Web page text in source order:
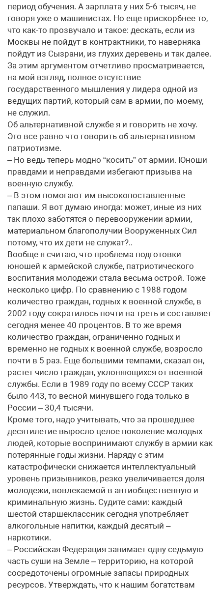
период обучения. А зарплата у них 5-6 тысяч, не
говоря уже о машинистах. Но еще прискорбнее то,
что как-то прозвучало и такое: дескать, если из
Москвы не пойдут в контрактники, то наверняка
пойдут из Сызрани, из глухих деревень и так далее.
За этим аргументом отчетливо просматривается,
на мой взгляд, полное отсутствие
государственного мышления у лидера одной из
ведущих партий, который сам в армии, по-моему,
не служил.
Об альтернативной службе я и говорить не хочу.
Это все равно что говорить об альтернативном
патриотизме.
– Но ведь теперь модно “косить” от армии. Юноши
правдами и неправдами избегают призыва на
военную службу.
– В этом помогают им высокопоставленные
папаши. Я вот думаю иногда: может, иные из них
так плохо заботятся о перевооружении армии,
материальном благополучии Вооруженных Сил
потому, что их дети не служат?..
Вообще я считаю, что проблема подготовки
юношей к армейской службе, патриотического
воспитания молодежи стала весьма острой. Тоже
несколько цифр. По сравнению с 1988 годом
количество граждан, годных к военной службе, в
2002 году сократилось почти на треть и составляет
сегодня менее 40 процентов. В то же время
количество граждан, ограниченно годных и
временно не годных к военной службе, возросло
почти в 5 раз. Еще большими темпами, сказал он,
растет число граждан, уклоняющихся от военной
службы. Если в 1989 году по всему СССР таких
было 443, то весной минувшего года только в
России – 30,4 тысячи.
Кроме того, надо учитывать, что за прошедшее
десятилетие выросло целое поколение молодых
людей, которые воспринимают службу в армии как
потерянные годы жизни. Наряду с этим
катастрофически снижается интеллектуальный
уровень призывников, резко увеличивается доля
молодежи, вовлекаемой в антиобщественную и
криминальную жизнь. Судите сами: каждый
шестой старшеклассник сегодня употребляет
алкогольные напитки, каждый десятый –
наркотики.
– Российская Федерация занимает одну седьмую
часть суши на Земле – территорию, на которой
сосредоточены огромные запасы природных
ресурсов. Утверждать, что к нашим богатствам